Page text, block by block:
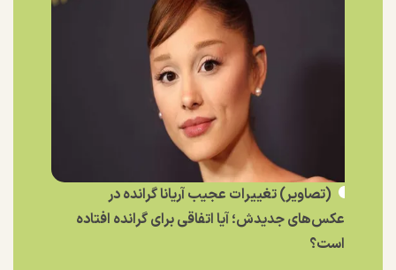
(تصاویر) تغییرات عجیب آریانا گرانده در
عکس‌های جدیدش؛ آیا اتفاقی برای گرانده افتاده
است؟